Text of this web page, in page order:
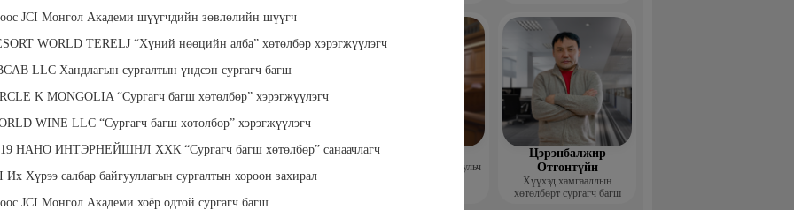
JCI Монгол Академи шүүгчдийн зөвлөлийн шүүгч
WORLD TERELJ “Хүний нөөцийн алба” хөтөлбөр хэрэгжүүлэгч
LLC Хандлагын сургалтын үндсэн сургагч багш
K MONGOLIA “Сургагч багш хөтөлбөр” хэрэгжүүлэгч
WINE LLC “Сургагч багш хөтөлбөр” хэрэгжүүлэгч
НАНО ИНТЭРНЕЙШНЛ ХХК “Сургагч багш хөтөлбөр” санаачлагч
Их Хүрээ салбар байгууллагын сургалтын хороон захирал
JCI Монгол Академи хоёр одтой сургагч багш
катеринг ХХК/
менежер
Рэнчиндорж
Бүжгийн спортын мастер
Баасан Мөнх-Эрдэнэ
сургагч багш
Бэгзжав Уянга
Мөнхийн тун ХХК, Хуульч
Цэрэнбалжир
Отгонтүйн
Хүүхэд хамгааллын
хөтөлбөрт сургагч багш